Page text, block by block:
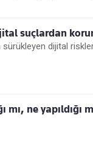
suçlardan
sürükleyen dijital
mı, ne yapıldığı